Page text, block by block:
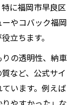
に福岡市早良区
やコバック福岡
立ちます。
の透明性、納車
など、公式サイ
います。例えば